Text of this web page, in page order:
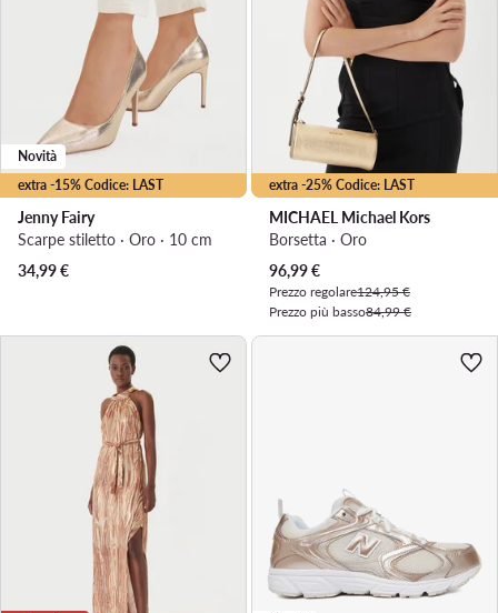
extra -15% Codice: LAST
Novità
Jenny Fairy
Scarpe stiletto · Oro · 10 cm
34,99€
extra -25% Codice: LAST
MICHAEL Michael Kors
Borsetta · Oro
Prezzo attuale
96,99€
Prezzo regolare124,95 €
Prezzo più basso84,99 €